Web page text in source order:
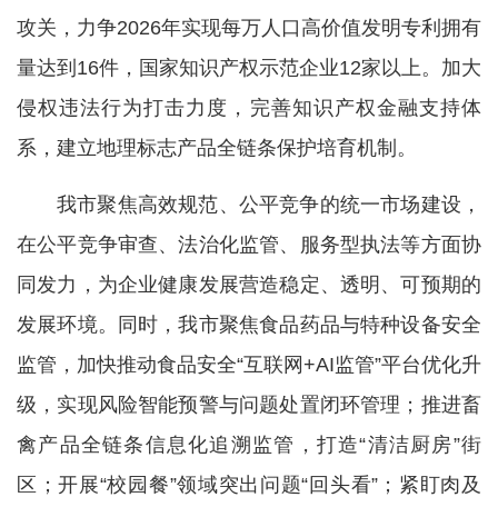
攻关，力争2026年实现每万人口高价值发明专利拥有
量达到16件，国家知识产权示范企业12家以上。加大
侵权违法行为打击力度，完善知识产权金融支持体
系，建立地理标志产品全链条保护培育机制。
我市聚焦高效规范、公平竞争的统一市场建设，
在公平竞争审查、法治化监管、服务型执法等方面协
同发力，为企业健康发展营造稳定、透明、可预期的
发展环境。同时，我市聚焦食品药品与特种设备安全
监管，加快推动食品安全“互联网+AI监管”平台优化升
级，实现风险智能预警与问题处置闭环管理；推进畜
禽产品全链条信息化追溯监管，打造“清洁厨房”街
区；开展“校园餐”领域突出问题“回头看”；紧盯肉及